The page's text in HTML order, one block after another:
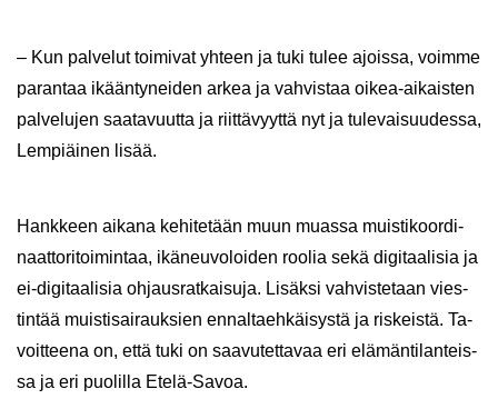
– Kun pal­ve­lut toi­mi­vat yh­teen ja tuki tulee ajois­sa, voim­me
pa­ran­taa ikään­ty­nei­den arkea ja vah­vis­taa oikea-​aikaisten
pal­ve­lu­jen saa­ta­vuut­ta ja riit­tä­vyyt­tä nyt ja tu­le­vai­suu­des­sa,
Lem­piäi­nen lisää.
Hank­keen ai­ka­na ke­hi­te­tään muun muas­sa muis­ti­koor­di­
naat­to­ri­toi­min­taa, ikä­neu­vo­loi­den roo­lia sekä di­gi­taa­li­sia ja
ei-​digitaalisia oh­jaus­rat­kai­su­ja. Li­säk­si vah­vis­te­taan vies­
tin­tää muis­ti­sai­rauk­sien en­nal­taeh­käi­sys­tä ja ris­keis­tä. Ta­
voit­tee­na on, että tuki on saa­vu­tet­ta­vaa eri elä­män­ti­lan­teis­
sa ja eri puo­lil­la Etelä-​Savoa.